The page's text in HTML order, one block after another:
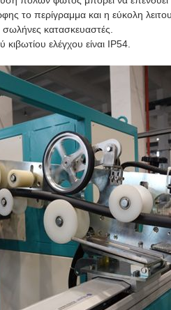
το περίγραμμα και η εύκολη
σωλήνες κατασκευαστές.
ελέγχου είναι IP54.